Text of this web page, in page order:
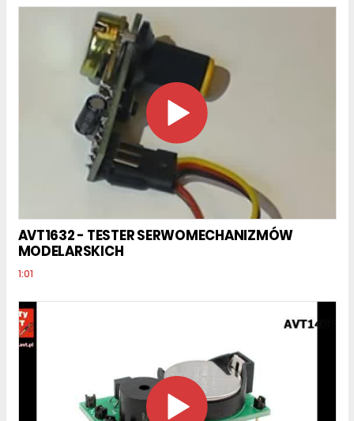
AVT1632 - TESTER SERWOMECHANIZMÓW
MODELARSKICH
1:01